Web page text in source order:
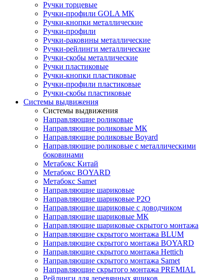
Ручки торцевые
Ручки-профили GOLA MK
Ручки-кнопки металлические
Ручки-профили
Ручки-раковины металлические
Ручки-рейлинги металлические
Ручки-скобы металлические
Ручки пластиковые
Ручки-кнопки пластиковые
Ручки-профили пластиковые
Ручки-скобы пластиковые
Системы выдвижения
Системы выдвижения
Направляющие роликовые
Направляющие роликовые МК
Направляющие роликовые Boyard
Направляющие роликовые с металлическими
боковинами
Метабокс Китай
Метабокс BOYARD
Метабокс Samet
Направляющие шариковые
Направляющие шариковые P2O
Направляющие шариковые с доводчиком
Направляющие шариковые МК
Направляющие шариковые скрытого монтажа
Направляющие скрытого монтажа BLUM
Направляющие скрытого монтажа BOYARD
Направляющие скрытого монтажа Hettich
Направляющие скрытого монтажа Samet
Направляющие скрытого монтажа PREMIAL
Рейлинги для деревянных ящиков